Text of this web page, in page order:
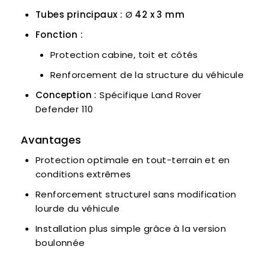
Tubes principaux : Ø 42 x 3 mm
Fonction :
Protection cabine, toit et côtés
Renforcement de la structure du véhicule
Conception : Spécifique Land Rover
Defender 110
Avantages
Protection optimale en tout-terrain et en
conditions extrêmes
Renforcement structurel sans modification
lourde du véhicule
Installation plus simple grâce à la version
boulonnée